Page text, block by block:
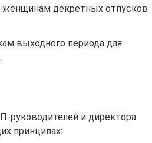
декретных отпусков
выходного периода для
руководителей и директора
принципах: